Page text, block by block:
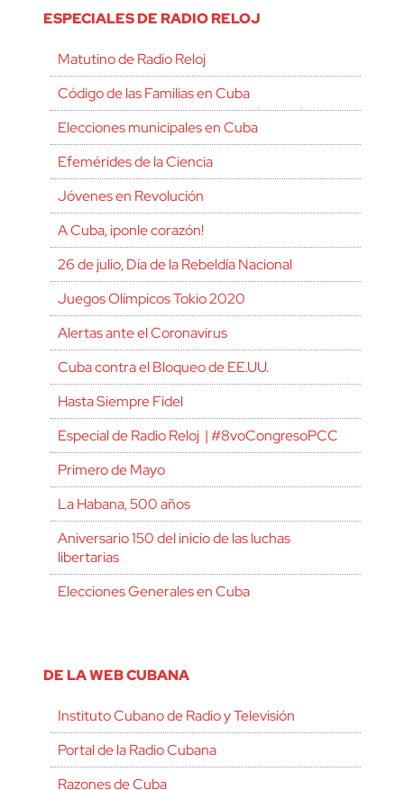
ESPECIALES DE RADIO RELOJ
Matutino de Radio Reloj
Código de las Familias en Cuba
Elecciones municipales en Cuba
Efemérides de la Ciencia
Jóvenes en Revolución
A Cuba, ¡ponle corazón!
26 de julio, Día de la Rebeldía Nacional
Juegos Olímpicos Tokio 2020
Alertas ante el Coronavirus
Cuba contra el Bloqueo de EE.UU.
Hasta Siempre Fidel
Especial de Radio Reloj | #8voCongresoPCC
Primero de Mayo
La Habana, 500 años
Aniversario 150 del inicio de las luchas
libertarias
Elecciones Generales en Cuba
DE LA WEB CUBANA
Instituto Cubano de Radio y Televisión
Portal de la Radio Cubana
Razones de Cuba